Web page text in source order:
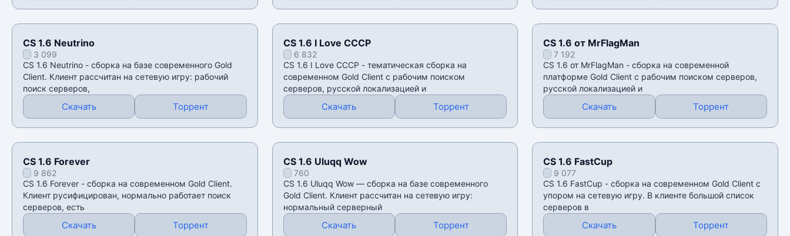
CS 1.6 Neutrino
3 099
CS 1.6 Neutrino - сборка на базе современного Gold
Client. Клиент рассчитан на сетевую игру: рабочий
поиск серверов,
Скачать Торрент
CS 1.6 I Love СССР
6 832
CS 1.6 I Love СССР - тематическая сборка на
современном Gold Client с рабочим поиском
серверов, русской локализацией и
Скачать Торрент
CS 1.6 от MrFlagMan
7 192
CS 1.6 от MrFlagMan - сборка на современной
платформе Gold Client с рабочим поиском серверов,
русской локализацией и
Скачать Торрент
CS 1.6 Forever
9 862
CS 1.6 Forever - сборка на современном Gold Client.
Клиент русифицирован, нормально работает поиск
серверов, есть
Скачать Торрент
CS 1.6 Uluqq Wow
760
CS 1.6 Uluqq Wow — сборка на базе современного
Gold Client. Клиент рассчитан на сетевую игру:
нормальный серверный
Скачать Торрент
CS 1.6 FastCup
9 077
CS 1.6 FastCup - сборка на современном Gold Client с
упором на сетевую игру. В клиенте большой список
серверов в
Скачать Торрент